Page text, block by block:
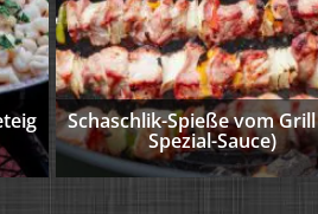
Schaschlik-Spieße vom
Spezial-Sauce)